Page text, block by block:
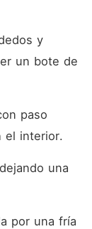
y
un bote de
paso
el interior.
una
por una fría